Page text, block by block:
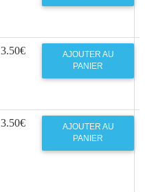
3.50€
AJOUTER AU
PANIER
3.50€
AJOUTER AU
PANIER